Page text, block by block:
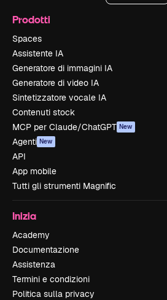
Prodotti
Spaces
Assistente IA
Generatore di immagini IA
Generatore di video IA
Sintetizzatore vocale IA
Contenuti stock
MCP per Claude/ChatGPT New
Agenti New
API
App mobile
Tutti gli strumenti Magnific
Inizia
Academy
Documentazione
Assistenza
Termini e condizioni
Politica sulla privacy